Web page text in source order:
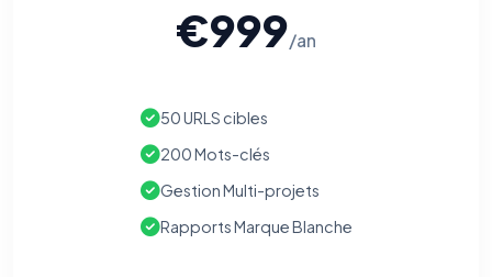
€999/an
50 URLS cibles
200 Mots-clés
Gestion Multi-projets
Rapports Marque Blanche